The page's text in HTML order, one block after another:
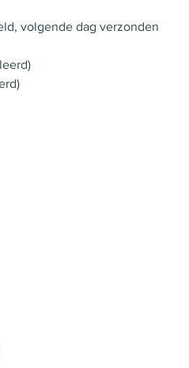
volgende dag verzonden